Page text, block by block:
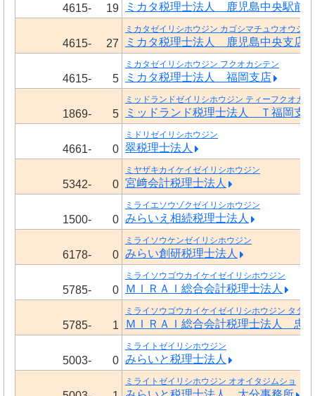
4615- 19 ミカタ税理士法人 鹿児島中央駅前
4615- 27
ミカタゼイリシホウジン カゴシマチュウオウシテ
ミカタ税理士法人 鹿児島中央支店
4615- 5
ミカタゼイリシホウジン フクオカシテン
ミカタ税理士法人 福岡支店
1869- 5
ミッドランドゼイリシホウジン ティーフクオカシ
ミッドランド税理士法人 Ｔ福岡支
4661- 0
ミドリゼイリシホウジン
翠税理士法人
5342- 0
ミヤザキカイケイゼイリシホウジン
宮﨑会計税理士法人
1500- 0
ミライエソウゾクゼイリシホウジン
みらいえ相続税理士法人
6178- 0
ミライソウケンゼイリシホウジン
みらい創研税理士法人
5785- 0
ミライソウゴウカイケイゼイリシホウジン
ＭＩＲＡＩ総合会計税理士法人
5785- 1
ミライソウゴウカイケイゼイリシホウジン タダク
ＭＩＲＡＩ総合会計税理士法人 忠
5003- 0
ミライトゼイリシホウジン
みらいと税理士法人
ミライトゼイリシホウジン オオイタジムショ